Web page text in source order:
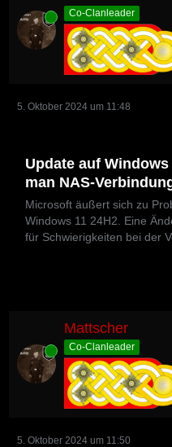
Online Co-Clanleader
5. Oktober 2024 um 11:48
Update auf
man NAS-
Microsoft äußert sich zu
Windows 11 24H2. Eine
für Schwierigkeiten bei der
Online
Mattscher
Co-Clanleader
5. Oktober 2024 um 11:50